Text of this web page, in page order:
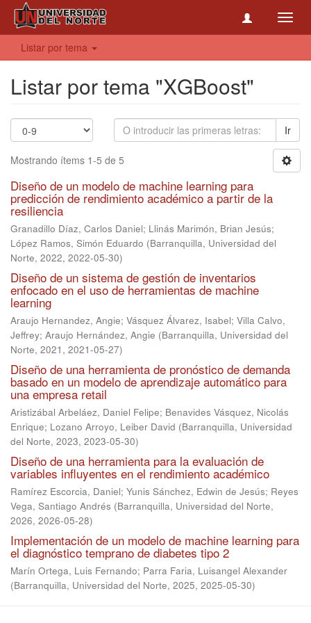
Listar por tema
Listar por tema "XGBoost"
Ir
Mostrando ítems 1-5 de 5
Diseño de un modelo de machine learning para
predicción de rendimiento académico a partir de la
resiliencia
Granadillo Díaz, Carlos Daniel; Llinás Marimón, Brian Jesús;
López Ramos, Simón Eduardo (Barranquilla, Universidad del
Norte, 2022, 2022-05-30)
Diseño de un sistema de gestión de inventarios
enfocado en el uso de herramientas de machine
learning
Araujo Hernandez, Angie; Vásquez Álvarez, Isabel; Villa Calvo,
Jeffrey; Araujo Hernández, Angie (Barranquilla, Universidad del
Norte, 2021 , 2021-05-27)
Diseño de una herramienta de pronóstico de demanda
basado en un modelo de aprendizaje automático para
una empresa retail
Aristizábal Arbeláez, Daniel Felipe; Benavides Vásquez, Nicolás
Enrique; Lozano Arroyo, Leiber David (Barranquilla, Universidad
del Norte, 2023, 2023-05-30)
Diseño de una herramienta para la evaluación de
variables influyentes en el rendimiento académico
Ramírez Escorcia, Daniel; Yunis Sánchez, Edwin de Jesús; Reyes
Vega, Santiago Andrés (Barranquilla, Universidad del Norte,
2026, 2026-05-28)
Implementación de un modelo de machine learning para
el diagnóstico temprano de diabetes tipo 2
Marín Ortega, Luis Fernando; Parra Faria, Luisangel Alexander
(Barranquilla, Universidad del Norte, 2025, 2025-05-30)